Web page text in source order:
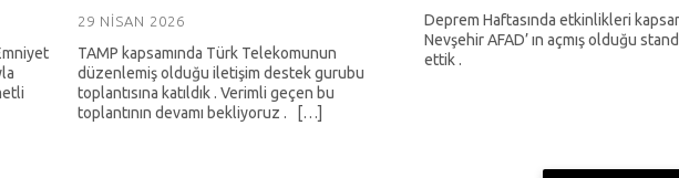
29 NISAN 2026
TAMP kapsamında Türk Telekomunun
düzenlemiş olduğu iletişim destek gurubu
toplantısına katıldık . Verimli geçen bu
toplantının devamı bekliyoruz . […]
Deprem Haftasında etkinlikleri
Nevşehir AFAD’ ın açmış olduğu
ettik .